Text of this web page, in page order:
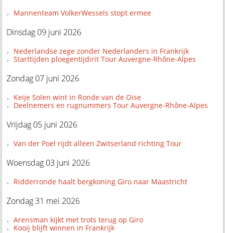
Mannenteam VolkerWessels stopt ermee
Dinsdag 09 juni 2026
Nederlandse zege zonder Nederlanders in Frankrijk
Starttijden ploegentijdirit Tour Auvergne-Rhône-Alpes
Zondag 07 juni 2026
Keije Solen wint in Ronde van de Oise
Deelnemers en rugnummers Tour Auvergne-Rhône-Alpes
Vrijdag 05 juni 2026
Van der Poel rijdt alleen Zwitserland richting Tour
Woensdag 03 juni 2026
Ridderronde haalt bergkoning Giro naar Maastricht
Zondag 31 mei 2026
Arensman kijkt met trots terug op Giro
Kooij blijft winnen in Frankrijk